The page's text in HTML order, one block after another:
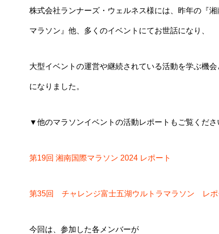
株式会社ランナーズ・ウェルネス様には、昨年の『
マラソン』他、多くのイベントにてお世話になり、
大型イベントの運営や継続されている活動を学ぶ機
になりました。
▼他のマラソンイベントの活動レポートもご覧くださ
第19回 湘南国際マラソン 2024 レポート
第35回 チャレンジ富士五湖ウルトラマラソン レポ
今回は、参加した各メンバーが